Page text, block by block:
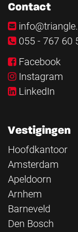
Contact
055 - 767 60
Facebook
Instagram
LinkedIn
Vestigingen
Hoofdkantoor
Amsterdam
Apeldoorn
Arnhem
Barneveld
Den Bosch